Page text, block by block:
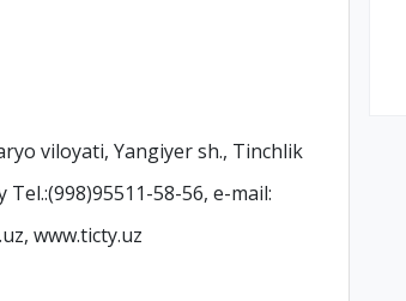
viloyati, Yangiyer sh., Tinchlik
Tel.:(998)95511-58-56, e-mail:
www.ticty.uz